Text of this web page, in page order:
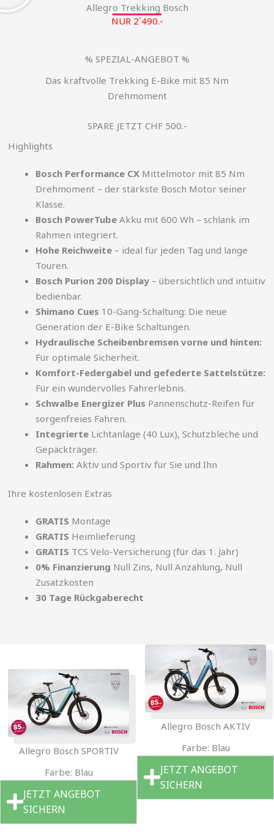
Allegro Trekking Bosch
NUR 2´490.-
% SPEZIAL-ANGEBOT %
Das kraftvolle Trekking E-Bike mit 85 Nm
Drehmoment
SPARE JETZT CHF 500.-
Highlights
Bosch Performance CX Mittelmotor mit 85 Nm
Drehmoment – der stärkste Bosch Motor seiner
Klasse.
Bosch PowerTube Akku mit 600 Wh – schlank im
Rahmen integriert.
Hohe Reichweite – ideal für jeden Tag und lange
Touren.
Bosch Purion 200 Display – übersichtlich und intuitiv
bedienbar.
Shimano Cues 10-Gang-Schaltung: Die neue
Generation der E-Bike Schaltungen.
Hydraulische Scheibenbremsen vorne und hinten:
Für optimale Sicherheit.
Komfort-Federgabel und gefederte Sattelstütze:
Für ein wundervolles Fahrerlebnis.
Schwalbe Energizer Plus Pannenschutz-Reifen für
sorgenfreies Fahren.
Integrierte Lichtanlage (40 Lux), Schutzbleche und
Gepäckträger.
Rahmen: Aktiv und Sportiv für Sie und Ihn
Ihre kostenlosen Extras
GRATIS Montage
GRATIS Heimlieferung
GRATIS TCS Velo-Versicherung (für das 1. Jahr)
0% Finanzierung Null Zins, Null Anzahlung, Null
Zusatzkosten
30 Tage Rückgaberecht
Allegro Bosch SPORTIV
Farbe: Blau
JETZT ANGEBOT
SICHERN
Allegro Bosch AKTIV
Farbe: Blau
JETZT ANGEBOT
SICHERN